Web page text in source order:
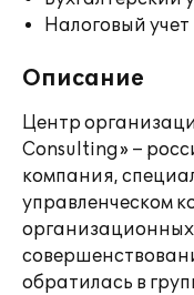
Налоговый учет
Описание
Центр
Consulting» –
компания,
управленческом
обратилась в